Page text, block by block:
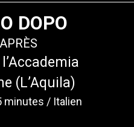
DOPO
(L’Aquila)
minutes Italien